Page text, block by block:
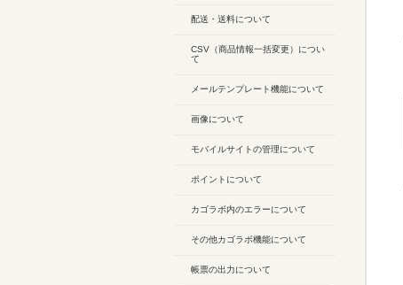
配送・送料について
CSV（商品情報一括変更）につい
て
メールテンプレート機能について
画像について
モバイルサイトの管理について
ポイントについて
カゴラボ内のエラーについて
その他カゴラボ機能について
帳票の出力について